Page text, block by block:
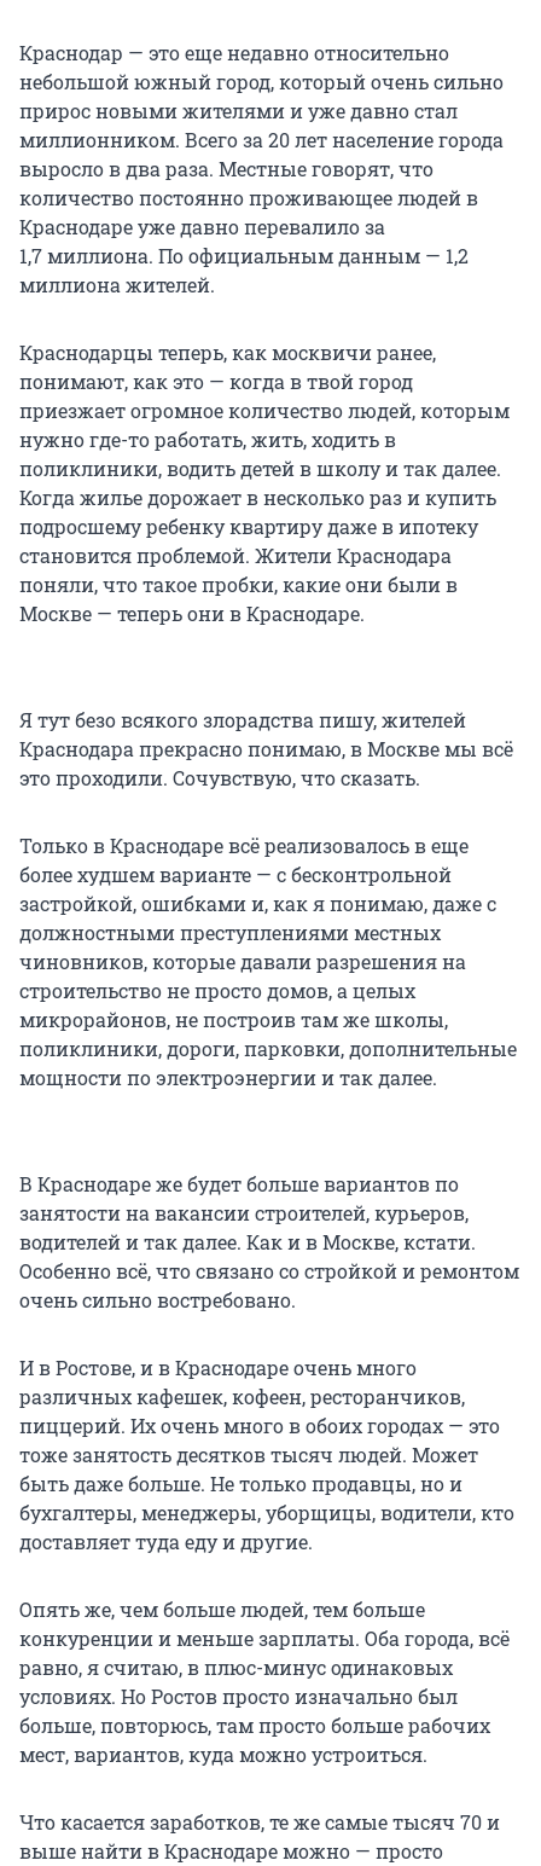
Краснодар — это еще недавно относительно
небольшой южный город, который очень сильно
прирос новыми жителями и уже давно стал
миллионником. Всего за 20 лет население города
выросло в два раза. Местные говорят, что
количество постоянно проживающее людей в
Краснодаре уже давно перевалило за
1,7 миллиона. По официальным данным — 1,2
миллиона жителей.
Краснодарцы теперь, как москвичи ранее,
понимают, как это — когда в твой город
приезжает огромное количество людей, которым
нужно где-то работать, жить, ходить в
поликлиники, водить детей в школу и так далее.
Когда жилье дорожает в несколько раз и купить
подросшему ребенку квартиру даже в ипотеку
становится проблемой. Жители Краснодара
поняли, что такое пробки, какие они были в
Москве — теперь они в Краснодаре.
Я тут безо всякого злорадства пишу, жителей
Краснодара прекрасно понимаю, в Москве мы всё
это проходили. Сочувствую, что сказать.
Только в Краснодаре всё реализовалось в еще
более худшем варианте — с бесконтрольной
застройкой, ошибками и, как я понимаю, даже с
должностными преступлениями местных
чиновников, которые давали разрешения на
строительство не просто домов, а целых
микрорайонов, не построив там же школы,
поликлиники, дороги, парковки, дополнительные
мощности по электроэнергии и так далее.
В Краснодаре же будет больше вариантов по
занятости на вакансии строителей, курьеров,
водителей и так далее. Как и в Москве, кстати.
Особенно всё, что связано со стройкой и ремонтом
очень сильно востребовано.
И в Ростове, и в Краснодаре очень много
различных кафешек, кофеен, ресторанчиков,
пиццерий. Их очень много в обоих городах — это
тоже занятость десятков тысяч людей. Может
быть даже больше. Не только продавцы, но и
бухгалтеры, менеджеры, уборщицы, водители, кто
доставляет туда еду и другие.
Опять же, чем больше людей, тем больше
конкуренции и меньше зарплаты. Оба города, всё
равно, я считаю, в плюс-минус одинаковых
условиях. Но Ростов просто изначально был
больше, повторюсь, там просто больше рабочих
мест, вариантов, куда можно устроиться.
Что касается заработков, те же самые тысяч 70 и
выше найти в Краснодаре можно — просто